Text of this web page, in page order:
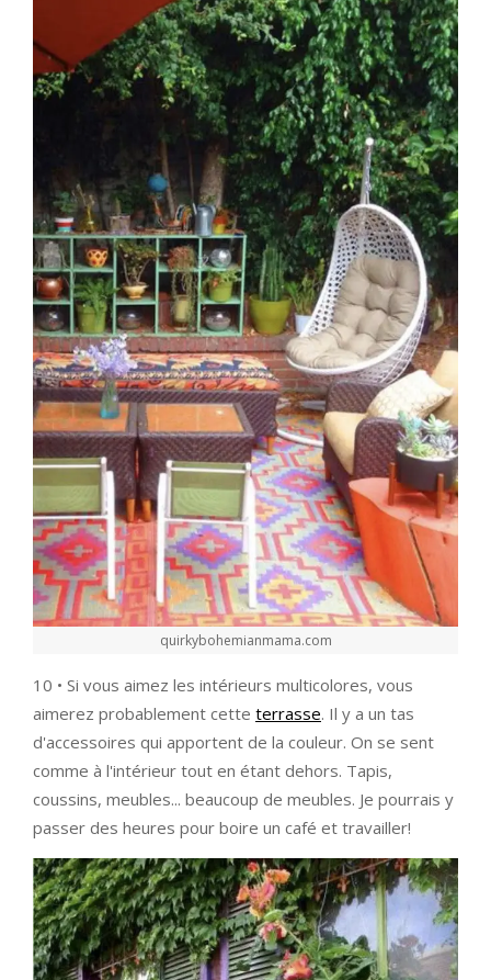
quirkybohemianmama.com
10 • Si vous aimez les intérieurs multicolores, vous
aimerez probablement cette terrasse. Il y a un tas
d'accessoires qui apportent de la couleur. On se sent
comme à l'intérieur tout en étant dehors. Tapis,
coussins, meubles... beaucoup de meubles. Je pourrais y
passer des heures pour boire un café et travailler!